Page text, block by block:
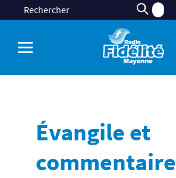
Évangile et
commentaire